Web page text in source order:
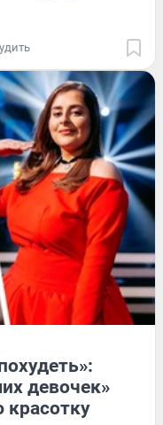
девочек»
красотку